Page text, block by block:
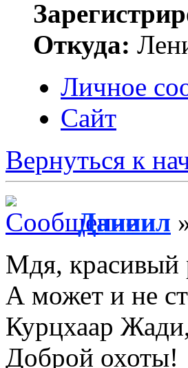
Откуда:
Личное
Сайт
Вернуться к
Даниил
Мдя, красивый
А может и не
Курцхаар
Доброй охоты!